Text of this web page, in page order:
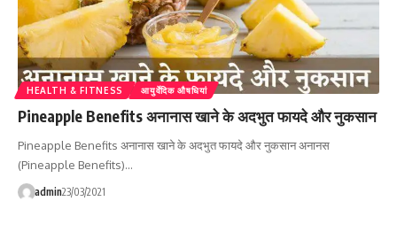
HEALTH & FITNESS आयुर्वेदिक औषधियां
Pineapple Benefits अनानास खाने के अदभुत फायदे और नुकसान
Pineapple Benefits अनानास खाने के अदभुत फायदे और नुकसान अनानस
(Pineapple Benefits)…
admin23/03/2021